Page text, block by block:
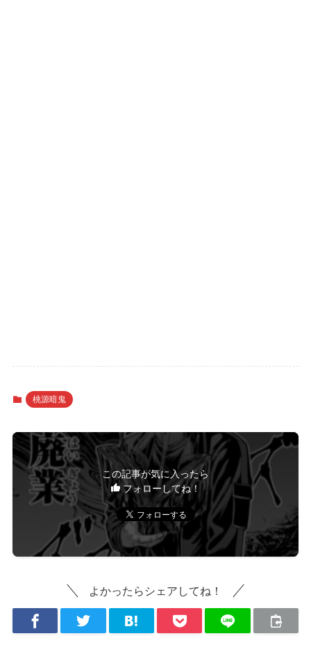
桃源暗鬼
この記事が気に入ったら
フォローしてね！
よかったらシェアしてね！